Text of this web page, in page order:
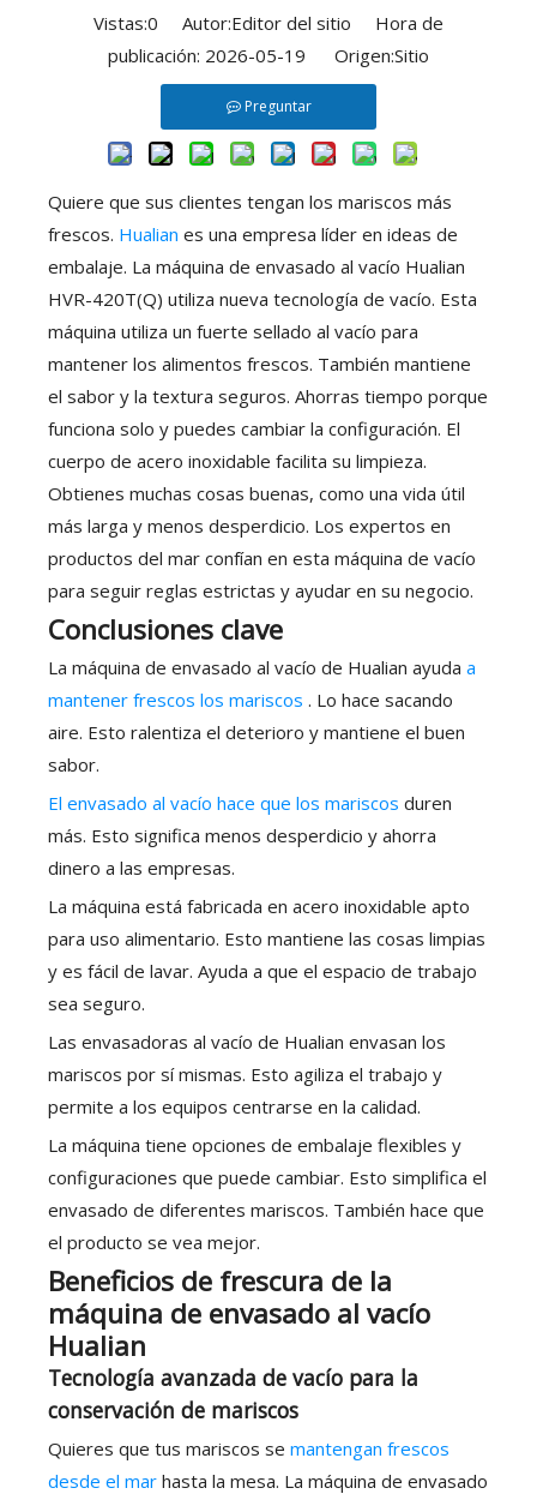
Vistas:0 Autor:Editor del sitio Hora de
publicación: 2026-05-19 Origen:Sitio
Preguntar
Quiere que sus clientes tengan los mariscos más
frescos. Hualian es una empresa líder en ideas de
embalaje. La máquina de envasado al vacío Hualian
HVR-420T(Q) utiliza nueva tecnología de vacío. Esta
máquina utiliza un fuerte sellado al vacío para
mantener los alimentos frescos. También mantiene
el sabor y la textura seguros. Ahorras tiempo porque
funciona solo y puedes cambiar la configuración. El
cuerpo de acero inoxidable facilita su limpieza.
Obtienes muchas cosas buenas, como una vida útil
más larga y menos desperdicio. Los expertos en
productos del mar confían en esta máquina de vacío
para seguir reglas estrictas y ayudar en su negocio.
Conclusiones clave
La máquina de envasado al vacío de Hualian ayuda a
mantener frescos los mariscos . Lo hace sacando
aire. Esto ralentiza el deterioro y mantiene el buen
sabor.
El envasado al vacío hace que los mariscos duren
más. Esto significa menos desperdicio y ahorra
dinero a las empresas.
La máquina está fabricada en acero inoxidable apto
para uso alimentario. Esto mantiene las cosas limpias
y es fácil de lavar. Ayuda a que el espacio de trabajo
sea seguro.
Las envasadoras al vacío de Hualian envasan los
mariscos por sí mismas. Esto agiliza el trabajo y
permite a los equipos centrarse en la calidad.
La máquina tiene opciones de embalaje flexibles y
configuraciones que puede cambiar. Esto simplifica el
envasado de diferentes mariscos. También hace que
el producto se vea mejor.
Beneficios de frescura de la
máquina de envasado al vacío
Hualian
Tecnología avanzada de vacío para la
conservación de mariscos
Quieres que tus mariscos se mantengan frescos
desde el mar hasta la mesa. La máquina de envasado